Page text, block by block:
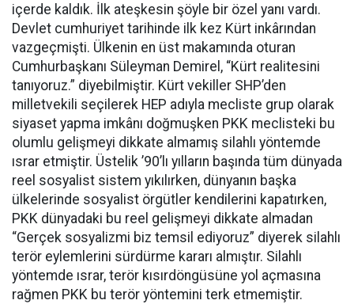
içerde kaldık. İlk ateşkesin şöyle bir özel yanı vardı.
Devlet cumhuriyet tarihinde ilk kez Kürt inkârından
vazgeçmişti. Ülkenin en üst makamında oturan
Cumhurbaşkanı Süleyman Demirel, “Kürt realitesini
tanıyoruz.” diyebilmiştir. Kürt vekiller SHP’den
milletvekili seçilerek HEP adıyla mecliste grup olarak
siyaset yapma imkânı doğmuşken PKK meclisteki bu
olumlu gelişmeyi dikkate almamış silahlı yöntemde
ısrar etmiştir. Üstelik ’90’lı yılların başında tüm dünyada
reel sosyalist sistem yıkılırken, dünyanın başka
ülkelerinde sosyalist örgütler kendilerini kapatırken,
PKK dünyadaki bu reel gelişmeyi dikkate almadan
“Gerçek sosyalizmi biz temsil ediyoruz” diyerek silahlı
terör eylemlerini sürdürme kararı almıştır. Silahlı
yöntemde ısrar, terör kısırdöngüsüne yol açmasına
rağmen PKK bu terör yöntemini terk etmemiştir.